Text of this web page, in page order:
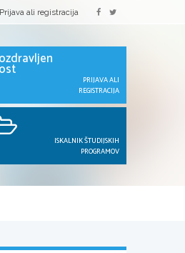
Prijava ali registracija
PRIJAVA ALI
REGISTRACIJA
ISKALNIK ŠTUDIJSKIH
PROGRAMOV